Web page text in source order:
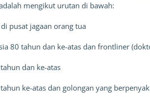
mengikut urutan di bawah:
pusat jagaan orang tua
80 tahun dan ke-atas dan frontliner
dan ke-atas
ke-atas dan golongan yang